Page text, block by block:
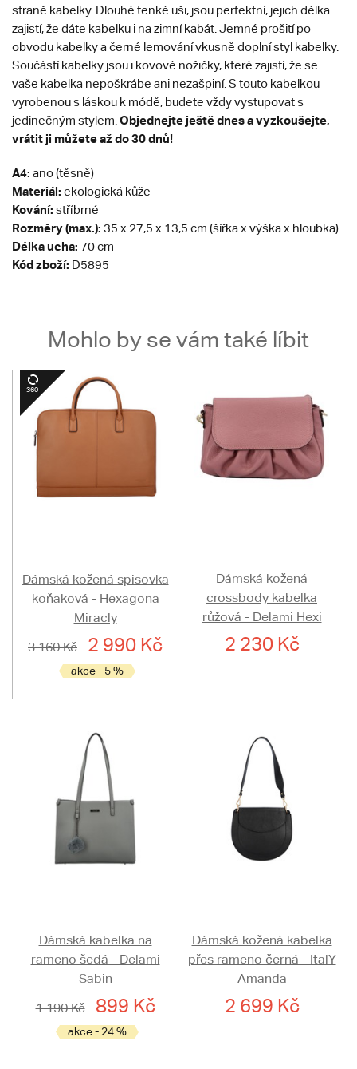
straně kabelky. Dlouhé tenké uši, jsou perfektní, jejich délka
zajistí, že dáte kabelku i na zimní kabát. Jemné prošití po
obvodu kabelky a černé lemování vkusně doplní styl kabelky.
Součástí kabelky jsou i kovové nožičky, které zajistí, že se
vaše kabelka nepoškrábe ani nezašpiní. S touto kabelkou
vyrobenou s láskou k módě, budete vždy vystupovat s
jedinečným stylem. Objednejte ještě dnes a vyzkoušejte,
vrátit ji můžete až do 30 dnů!
A4: ano (těsně)
Materiál: ekologická kůže
Kování: stříbrné
Rozměry (max.): 35 x 27,5 x 13,5 cm (šířka x výška x hloubka)
Délka ucha: 70 cm
Kód zboží: D5895
Mohlo by se vám také líbit
Dámská kožená spisovka
koňaková - Hexagona
Miracly
3 160 Kč
2 990 Kč
akce - 5 %
Dámská kožená
crossbody kabelka
růžová - Delami Hexi
2 230 Kč
Dámská kabelka na
rameno šedá - Delami
Sabin
1 190 Kč
899 Kč
akce - 24 %
Dámská kožená kabelka
přes rameno černá - ItalY
Amanda
2 699 Kč